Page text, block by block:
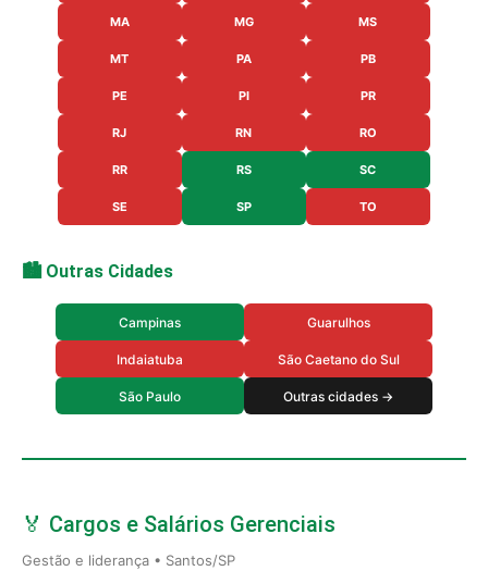
MA MG MS
MT PA PB
PE PI PR
RJ RN RO
RR RS SC
SE SP TO
🏙️ Outras Cidades
Campinas Guarulhos
Indaiatuba São Caetano do Sul
São Paulo Outras cidades →
🏅 Cargos e Salários Gerenciais
Gestão e liderança • Santos/SP